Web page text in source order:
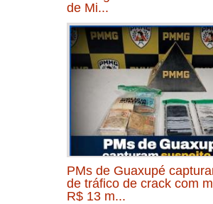
de Mi...
PMs de Guaxupé
de tráfico de crack com
R$ 13 m...